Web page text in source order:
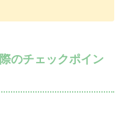
のチェックポイン